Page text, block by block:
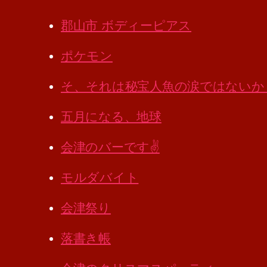
郡山市 ボディーピアス
ポケモン
そ、それは秘宝人魚の涙ではないか
五月になる、地球
会津のバーです✌️
モルダバイト
会津祭り
落書き帳